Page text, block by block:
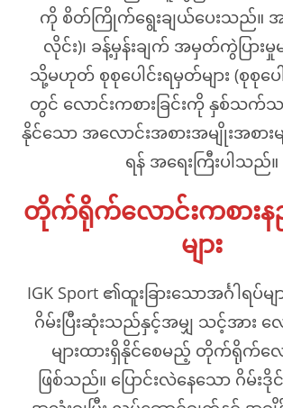
ကို စိတ်ကြိုက်ရွေးချယ်ပေးသည်။
လိုင်း)၊ ခန့်မှန်းချက် အမှတ်ကွဲပြားမှုမ
သို့မဟုတ် စုစုပေါင်းရမှတ်များ (စုစုပေ
တွင် လောင်းကစားခြင်းကို နှစ်သက်
နိုင်သော အလောင်းအစားအမျိုးအစား
ရန် အရေးကြီးပါသည်။
တိုက်ရိုက်လောင်းကစားန
များ
IGK Sport ၏ထူးခြားသောအင်္ဂါရပ်
ဂိမ်းပြီးဆုံးသည်နှင့်အမျှ သင့်အား လေ
များထားရှိနိုင်စေမည့် တိုက်ရိုက်လေ
ဖြစ်သည်။ ပြောင်းလဲနေသော ဂိမ်းဒိုင်